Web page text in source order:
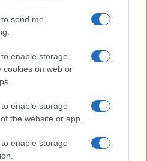
send me
enable storage
cookies on web or
enable storage
the website or app.
enable storage
dandártábornokot,
után
ki emberiesség
óta először pészahoznak
helyén